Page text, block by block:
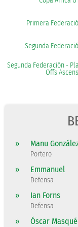
Primera
Segunda
Segunda Federación -
Offs
» Manu
Portero
» Emmanuel
Defensa
» Ian Forns
Defensa
» Óscar Masqué